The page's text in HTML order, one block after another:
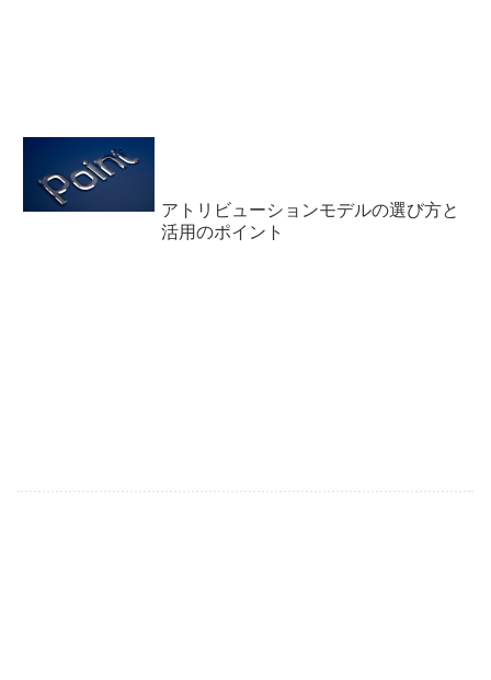
アトリビューションモデルの選び方と
活用のポイント